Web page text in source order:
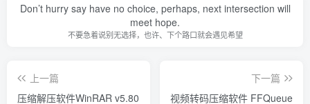
Don’t hurry say have no choice, perhaps, next intersection will
meet hope.
不要急着说别无选择，也许、下个路口就会遇见希望
上一篇
压缩解压软件WinRAR v5.80
下一篇
视频转码压缩软件 FFQueue